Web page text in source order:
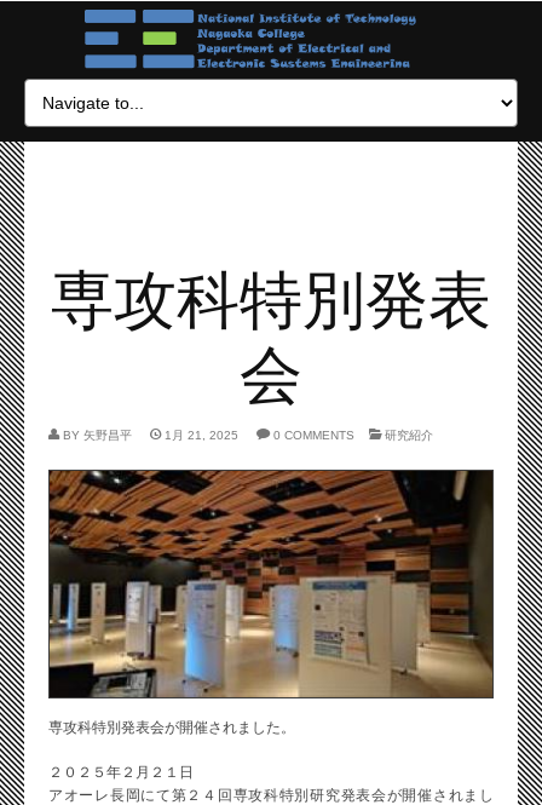
専攻科特別発表
会
BY 矢野昌平 1月 21, 2025 0 COMMENTS 研究紹介
専攻科特別発表会が開催されました。
２０２５年２月２１日
アオーレ長岡にて第２４回専攻科特別研究発表会が開催されまし